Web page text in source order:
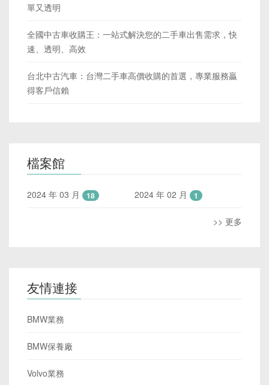
單又透明
全國中古車收購王：一站式解決您的二手車出售需求，快
速、透明、高效
台北中古汽車：台灣二手車高價收購的首選，專業服務贏
得客戶信賴
檔案館
2024 年 03 月 18 2024 年 02 月 1
>> 更多
友情連接
BMW業務
BMW保養廠
Volvo業務